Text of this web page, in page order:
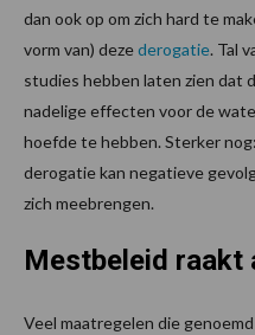
dan ook op om zich hard te
vorm van) dezederogatie. Tal
studies hebben laten zien dat
nadelige effecten voor de
hoefde te hebben. Sterker
derogatie kan negatieve
zich meebrengen.
Mestbeleid raakt
Veel maatregelen die